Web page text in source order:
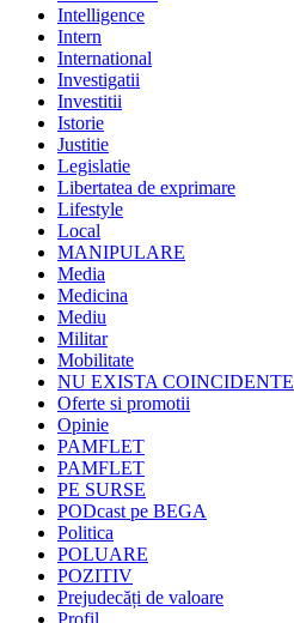
Intelligence
Intern
International
Investigatii
Investitii
Istorie
Justitie
Legislatie
Libertatea de exprimare
Lifestyle
Local
MANIPULARE
Media
Medicina
Mediu
Militar
Mobilitate
NU EXISTA COINCIDENTE
Oferte si promotii
Opinie
PAMFLET
PAMFLET
PE SURSE
PODcast pe BEGA
Politica
POLUARE
POZITIV
Prejudecăți de valoare